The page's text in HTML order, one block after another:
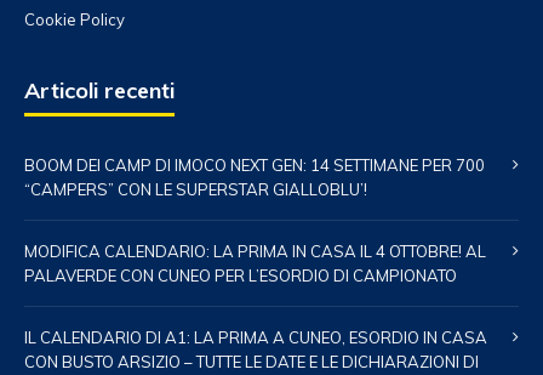
Cookie Policy
Articoli recenti
BOOM DEI CAMP DI IMOCO NEXT GEN: 14 SETTIMANE PER 700
“CAMPERS” CON LE SUPERSTAR GIALLOBLU’!
MODIFICA CALENDARIO: LA PRIMA IN CASA IL 4 OTTOBRE! AL
PALAVERDE CON CUNEO PER L’ESORDIO DI CAMPIONATO
IL CALENDARIO DI A1: LA PRIMA A CUNEO, ESORDIO IN CASA
CON BUSTO ARSIZIO – TUTTE LE DATE E LE DICHIARAZIONI DI